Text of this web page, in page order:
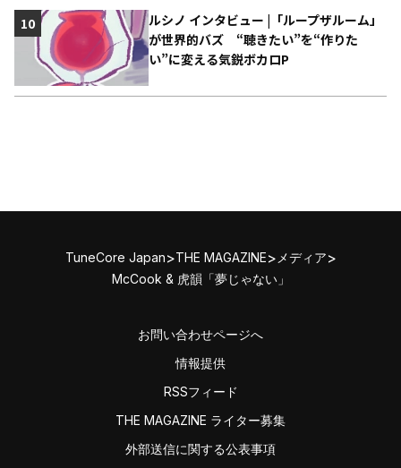
ルシノ インタビュー |「ループザルーム」
が世界的バズ “聴きたい”を“作りた
い”に変える気鋭ボカロP
10
TuneCore Japan>THE MAGAZINE> メディア>
McCook & 虎韻「夢じゃない」
お問い合わせページへ
情報提供
RSSフィード
THE MAGAZINE ライター募集
外部送信に関する公表事項